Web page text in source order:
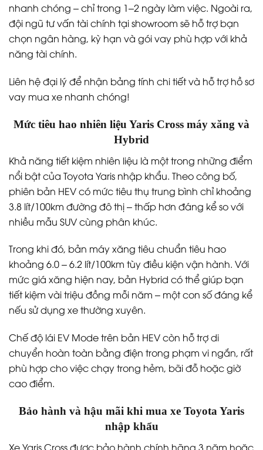
nhanh chóng – chỉ trong 1–2 ngày làm việc. Ngoài ra,
đội ngũ tư vấn tài chính tại showroom sẽ hỗ trợ bạn
chọn ngân hàng, kỳ hạn và gói vay phù hợp với khả
năng tài chính.
Liên hệ đại lý để nhận bảng tính chi tiết và hỗ trợ hồ sơ
vay mua xe nhanh chóng!
Mức tiêu hao nhiên liệu Yaris Cross máy xăng và
Hybrid
Khả năng tiết kiệm nhiên liệu là một trong những điểm
nổi bật của Toyota Yaris nhập khẩu. Theo công bố,
phiên bản HEV có mức tiêu thụ trung bình chỉ khoảng
3.8 lít/100km đường đô thị – thấp hơn đáng kể so với
nhiều mẫu SUV cùng phân khúc.
Trong khi đó, bản máy xăng tiêu chuẩn tiêu hao
khoảng 6.0 – 6.2 lít/100km tùy điều kiện vận hành. Với
mức giá xăng hiện nay, bản Hybrid có thể giúp bạn
tiết kiệm vài triệu đồng mỗi năm – một con số đáng kể
nếu sử dụng xe thường xuyên.
Chế độ lái EV Mode trên bản HEV còn hỗ trợ di
chuyển hoàn toàn bằng điện trong phạm vi ngắn, rất
phù hợp cho việc chạy trong hẻm, bãi đỗ hoặc giờ
cao điểm.
Bảo hành và hậu mãi khi mua xe Toyota Yaris
nhập khẩu
Xe Yaris Cross được bảo hành chính hãng 3 năm hoặc